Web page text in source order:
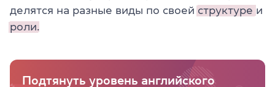
делятся на разные виды по своей структуре и
роли.
Подтянуть уровень английского